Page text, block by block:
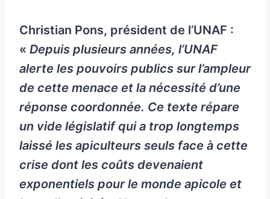
Christian Pons, président de l’UNAF :
« Depuis plusieurs années, l’UNAF
alerte les pouvoirs publics sur l’ampleur
de cette menace et la nécessité d’une
réponse coordonnée. Ce texte répare
un vide législatif qui a trop longtemps
laissé les apiculteurs seuls face à cette
crise dont les coûts devenaient
exponentiels pour le monde apicole et